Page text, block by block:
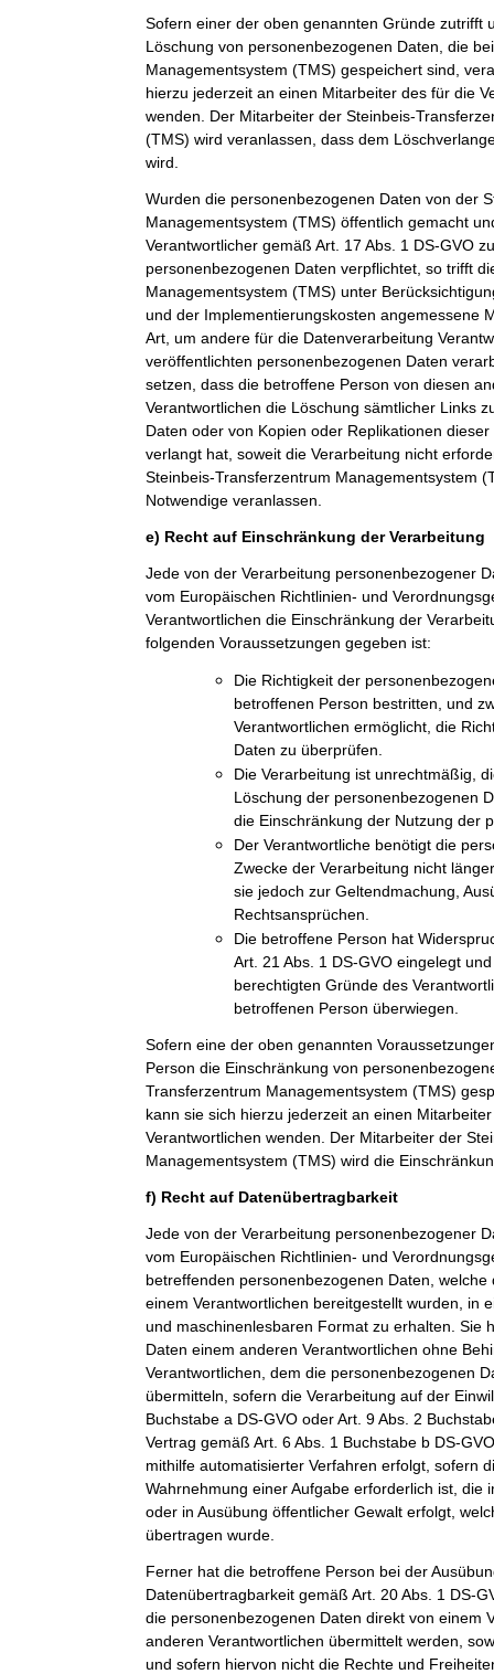
Sofern einer der oben genannten Gründe zutrifft
Löschung von personenbezogenen Daten, die
Managementsystem (TMS) gespeichert sind,
hierzu jederzeit an einen Mitarbeiter des für die
wenden. Der Mitarbeiter der Steinbeis-
(TMS) wird veranlassen, dass dem
wird.
Wurden die personenbezogenen Daten von der
Managementsystem (TMS) öffentlich gemacht
Verantwortlicher gemäß Art. 17 Abs. 1 DS-GVO
personenbezogenen Daten verpflichtet, so trifft
Managementsystem (TMS) unter
und der Implementierungskosten angemessene
Art, um andere für die Datenverarbeitung
veröffentlichten personenbezogenen Daten
setzen, dass die betroffene Person von diesen
Verantwortlichen die Löschung sämtlicher Links
Daten oder von Kopien oder Replikationen
verlangt hat, soweit die Verarbeitung nicht
Steinbeis-Transferzentrum Managementsystem
Notwendige veranlassen.
e) Recht auf Einschränkung der Verarbeitung
Jede von der Verarbeitung personenbezogener
vom Europäischen Richtlinien- und
Verantwortlichen die Einschränkung der
folgenden Voraussetzungen gegeben ist:
Die Richtigkeit der
betroffenen Person bestritten, und
Verantwortlichen ermöglicht, die
Daten zu überprüfen.
Die Verarbeitung ist unrechtmäßig,
Löschung der personenbezogenen
die Einschränkung der Nutzung der
Der Verantwortliche benötigt die
Zwecke der Verarbeitung nicht
sie jedoch zur Geltendmachung,
Rechtsansprüchen.
Die betroffene Person hat
Art. 21 Abs. 1 DS-GVO eingelegt
berechtigten Gründe des
betroffenen Person überwiegen.
Sofern eine der oben genannten
Person die Einschränkung von
Transferzentrum Managementsystem (TMS)
kann sie sich hierzu jederzeit an einen
Verantwortlichen wenden. Der Mitarbeiter der
Managementsystem (TMS) wird die
f) Recht auf Datenübertragbarkeit
Jede von der Verarbeitung personenbezogener
vom Europäischen Richtlinien- und
betreffenden personenbezogenen Daten,
einem Verantwortlichen bereitgestellt wurden, in
und maschinenlesbaren Format zu erhalten. Sie
Daten einem anderen Verantwortlichen ohne
Verantwortlichen, dem die personenbezogenen
übermitteln, sofern die Verarbeitung auf der
Buchstabe a DS-GVO oder Art. 9 Abs. 2
Vertrag gemäß Art. 6 Abs. 1 Buchstabe b DS-
mithilfe automatisierter Verfahren erfolgt, sofern
Wahrnehmung einer Aufgabe erforderlich ist, die
oder in Ausübung öffentlicher Gewalt erfolgt,
übertragen wurde.
Ferner hat die betroffene Person bei der
Datenübertragbarkeit gemäß Art. 20 Abs. 1 DS-
die personenbezogenen Daten direkt von einem
anderen Verantwortlichen übermittelt werden,
und sofern hiervon nicht die Rechte und